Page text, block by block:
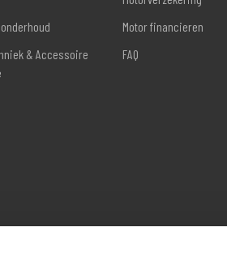
& Accessoire
Motor financieren
FAQ